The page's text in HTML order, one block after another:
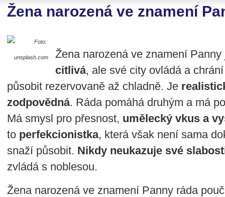
Žena narozená ve znamení
Foto:
unsplash.com
Žena narozená ve znamení
citlivá, ale své city ovládá a
působit rezervovaně až chladně. Je
zodpovědná. Ráda pomáhá druhým a má
Má smysl pro přesnost, umělecký vkus a
to perfekcionistka, která však není sama
snaží působit. Nikdy neukazuje své
zvládá s noblesou.
Žena narozená ve znamení Panny ráda